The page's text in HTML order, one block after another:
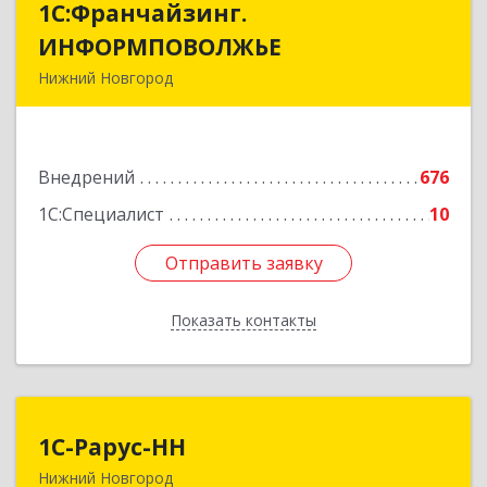
1С:Франчайзинг.
ИНФОРМПОВОЛЖЬЕ
Нижний Новгород
Внедрений
676
1С:Специалист
10
Отправить заявку
Показать контакты
1С:Франчайзинг.
ИНФОРМПОВОЛЖЬЕ
Подробнее
Отправить заявку
Назад
1С-Рарус-НН
Нижний Новгород
603093, Нижегородская обл, г.о. город Нижний